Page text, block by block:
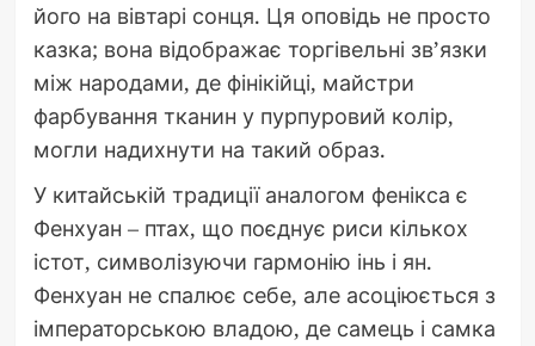
його на вівтарі сонця. Ця оповідь не просто
казка; вона відображає торгівельні зв’язки
між народами, де фінікійці, майстри
фарбування тканин у пурпуровий колір,
могли надихнути на такий образ.
У китайській традиції аналогом фенікса є
Фенхуан – птах, що поєднує риси кількох
істот, символізуючи гармонію інь і ян.
Фенхуан не спалює себе, але асоціюється з
імператорською владою, де самець і самка